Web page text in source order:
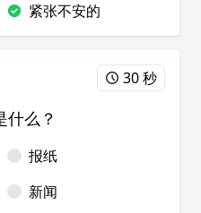
紧张不安的
30 秒
什么？
报纸
新闻